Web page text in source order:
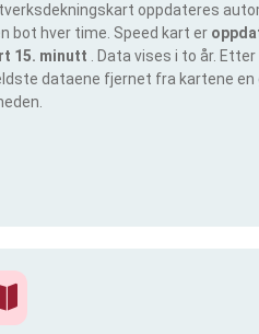
oppdateres
bot hver time. Speed kart er
15. minutt . Data vises i to år.
dataene fjernet fra kartene en